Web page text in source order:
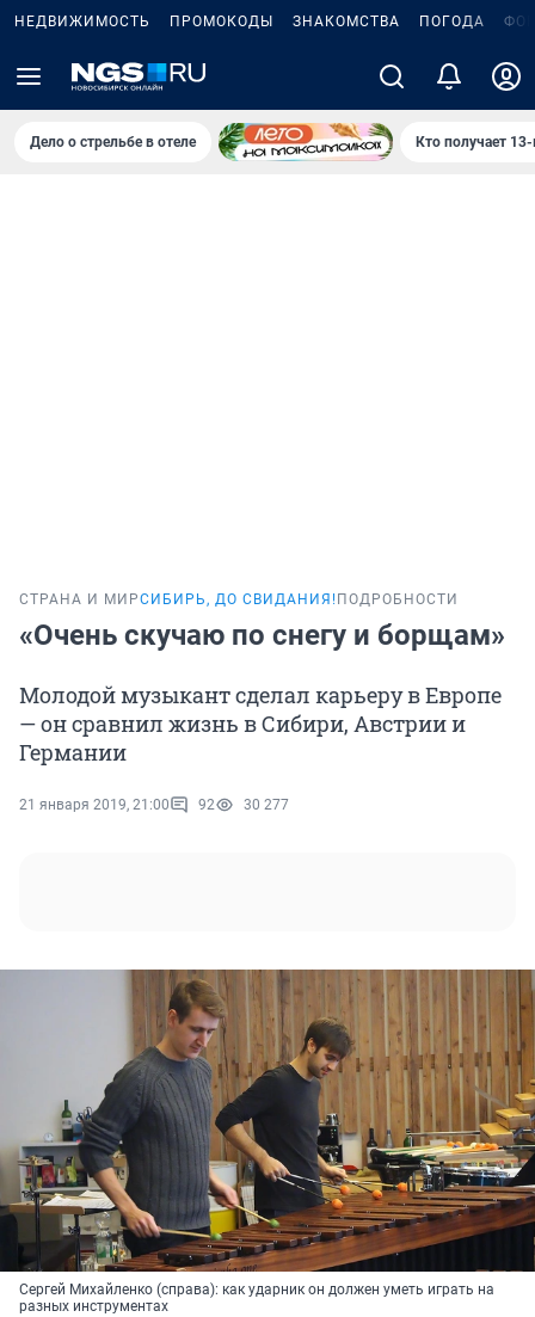
НЕДВИЖИМОСТЬ ПРОМОКОДЫ ЗНАКОМСТВА ПОГОДА
Дело о стрельбе в отеле Кто получает
СТРАНА И МИРСИБИРЬ, ДО СВИДАНИЯ! ПОДРОБНОСТИ
«Очень скучаю по снегу и борщам»
Молодой музыкант сделал карьеру в Европе
— он сравнил жизнь в Сибири, Австрии и
Германии
21 января 2019, 21:00 92 30 277
Сергей Михайленко (справа): как ударник он должен уметь играть на
разных инструментах